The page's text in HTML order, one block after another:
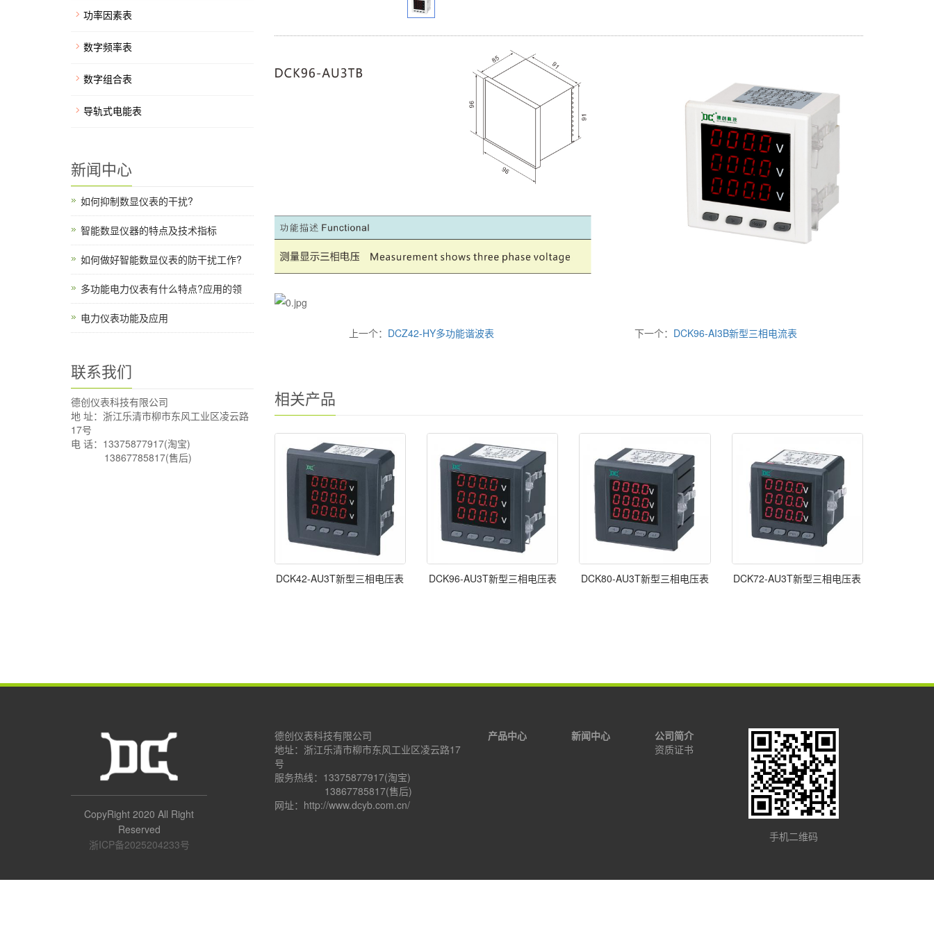
上一个： DCZ42-HY多功能谐波表 下一个： DCK96-AI3B新型三相电流表
相关产品
DCK42-AU3T新型三相电压表 DCK96-AU3T新型三相电压表 DCK80-AU3T新型三相电压表 DCK72-AU3T新型三相电压表
功率因素表
数字频率表
数字组合表
导轨式电能表
新闻中心
如何抑制数显仪表的干扰?
智能数显仪器的特点及技术指标
如何做好智能数显仪表的防干扰工作?
多功能电力仪表有什么特点?应用的领
电力仪表功能及应用
联系我们
德创仪表科技有限公司
地 址：浙江乐清市柳市东风工业区凌云路
17号
电 话：13375877917(淘宝)
13867785817(售后)
CopyRight 2020 All Right
Reserved
浙ICP备2025204233号
德创仪表科技有限公司
地址：浙江乐清市柳市东风工业区凌云路17
号
服务热线：13375877917(淘宝)
13867785817(售后)
网址：http://www.dcyb.com.cn/
产品中心 新闻中心
公司简介
资质证书
手机二维码